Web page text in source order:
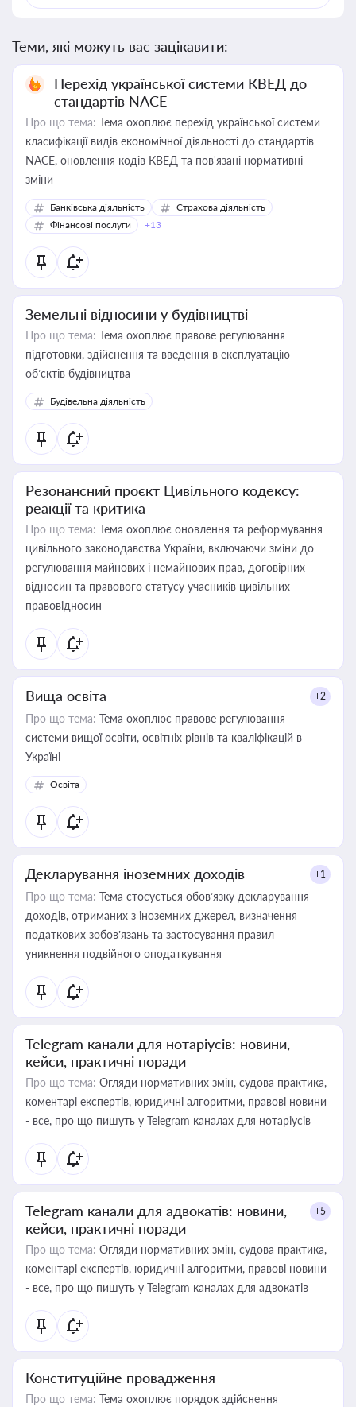
Теми, які можуть вас зацікавити:
Перехід української системи КВЕД до
стандартів NACE
Про що тема: Тема охоплює перехід української системи
класифікації видів економічної діяльності до стандартів
NACE, оновлення кодів КВЕД та пов'язані нормативні
зміни
Банківська діяльність
Страхова діяльність
Фінансові послуги
+13
Земельні відносини у будівництві
Про що тема: Тема охоплює правове регулювання
підготовки, здійснення та введення в експлуатацію
об’єктів будівництва
Будівельна діяльність
Резонансний проєкт Цивільного кодексу:
реакції та критика
Про що тема: Тема охоплює оновлення та реформування
цивільного законодавства України, включаючи зміни до
регулювання майнових і немайнових прав, договірних
відносин та правового статусу учасників цивільних
правовідносин
Вища освіта +2
Про що тема: Тема охоплює правове регулювання
системи вищої освіти, освітніх рівнів та кваліфікацій в
Україні
Освіта
Декларування іноземних доходів +1
Про що тема: Тема стосується обов’язку декларування
доходів, отриманих з іноземних джерел, визначення
податкових зобов’язань та застосування правил
уникнення подвійного оподаткування
Telegram канали для нотаріусів: новини,
кейси, практичні поради
Про що тема: Огляди нормативних змін, судова практика,
коментарі експертів, юридичні алгоритми, правові новини
- все, про що пишуть у Telegram каналах для нотаріусів
Telegram канали для адвокатів: новини,
кейси, практичні поради
+5
Про що тема: Огляди нормативних змін, судова практика,
коментарі експертів, юридичні алгоритми, правові новини
- все, про що пишуть у Telegram каналах для адвокатів
Конституційне провадження
Про що тема: Тема охоплює порядок здійснення